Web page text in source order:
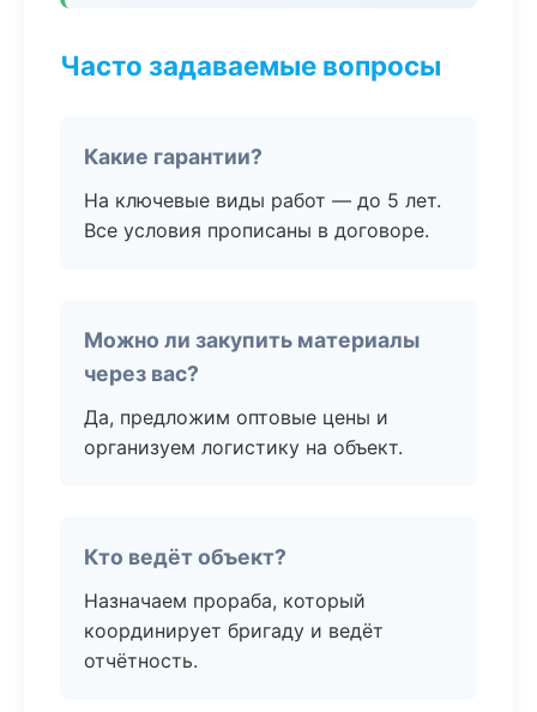
Часто задаваемые вопросы
Какие гарантии?
На ключевые виды работ — до 5 лет.
Все условия прописаны в договоре.
Можно ли закупить материалы
через вас?
Да, предложим оптовые цены и
организуем логистику на объект.
Кто ведёт объект?
Назначаем прораба, который
координирует бригаду и ведёт
отчётность.